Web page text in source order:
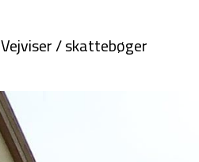
Vejviser / skattebøger